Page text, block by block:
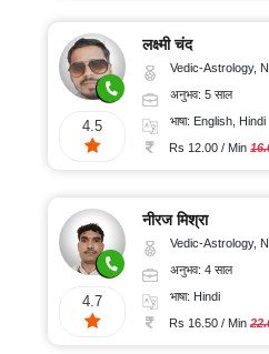
4.5
लक्ष्मी चंद
Vedic-Astrology,
अनुभव: 5 साल
भाषा: English, Hindi
Rs 12.00 / Min
4.7
नीरज मिश्रा
Vedic-Astrology,
अनुभव: 4 साल
भाषा: Hindi
Rs 16.50 / Min